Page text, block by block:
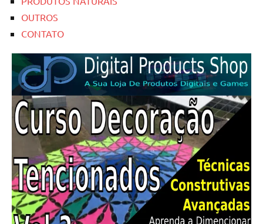
OUTROS
CONTATO